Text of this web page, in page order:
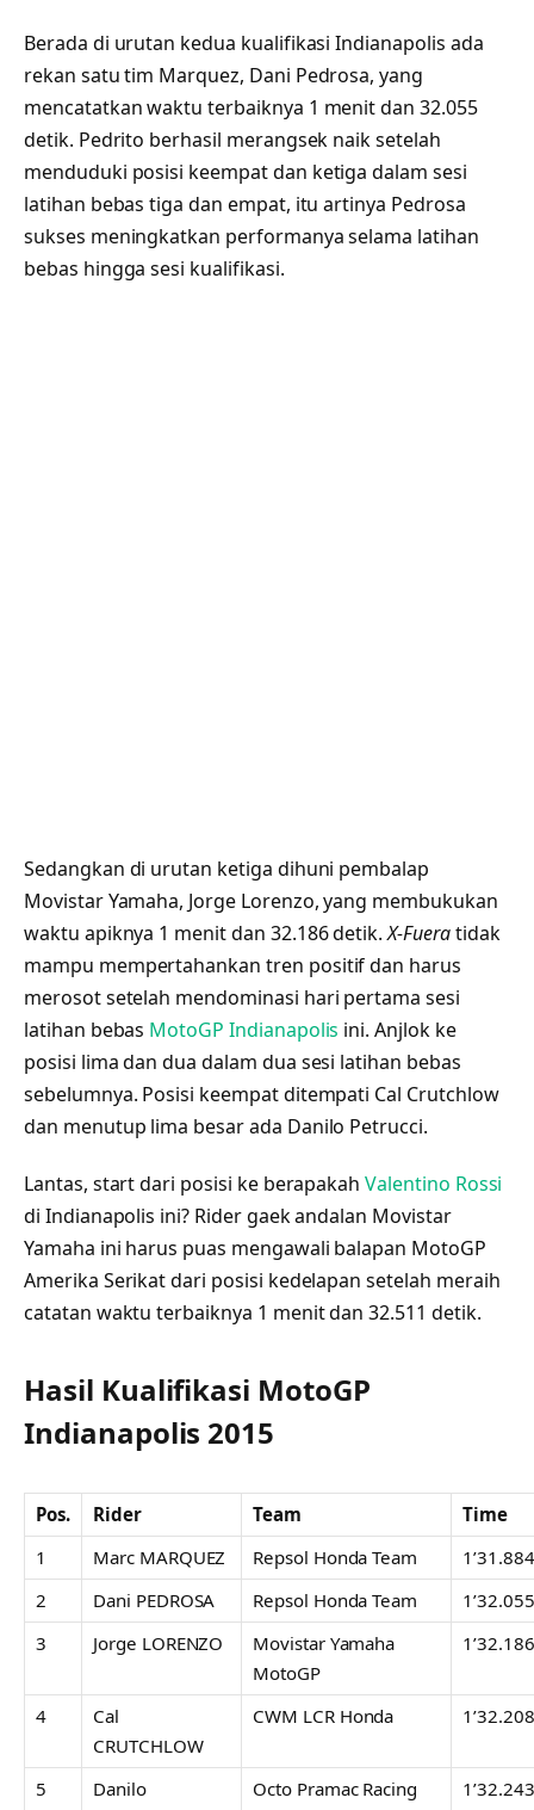
Berada di urutan kedua kualifikasi Indianapolis ada
rekan satu tim Marquez, Dani Pedrosa, yang
mencatatkan waktu terbaiknya 1 menit dan 32.055
detik. Pedrito berhasil merangsek naik setelah
menduduki posisi keempat dan ketiga dalam sesi
latihan bebas tiga dan empat, itu artinya Pedrosa
sukses meningkatkan performanya selama latihan
bebas hingga sesi kualifikasi.
Sedangkan di urutan ketiga dihuni pembalap
Movistar Yamaha, Jorge Lorenzo, yang membukukan
waktu apiknya 1 menit dan 32.186 detik.X-Fueratidak
mampu mempertahankan tren positif dan harus
merosot setelah mendominasi hari pertama sesi
latihan bebas MotoGP Indianapolis ini. Anjlok ke
posisi lima dan dua dalam dua sesi latihan bebas
sebelumnya. Posisi keempat ditempati Cal Crutchlow
dan menutup lima besar ada Danilo Petrucci.
Lantas, start dari posisi ke berapakahValentino Rossi
di Indianapolis ini? Rider gaek andalan Movistar
Yamaha ini harus puas mengawali balapan MotoGP
Amerika Serikat dari posisi kedelapan setelah meraih
catatan waktu terbaiknya 1 menit dan 32.511 detik.
Hasil Kualifikasi MotoGP
Indianapolis 2015
Pos. Rider Team
Time
1
Marc MARQUEZ Repsol Honda Team
1’31.884
2
Dani PEDROSA Repsol Honda Team
1’32.055
3
Jorge LORENZO
Movistar Yamaha
MotoGP
1’32.186
4
Cal
CRUTCHLOW
CWM LCR Honda 1’32.208
5
Danilo
Octo Pramac Racing 1’32.243